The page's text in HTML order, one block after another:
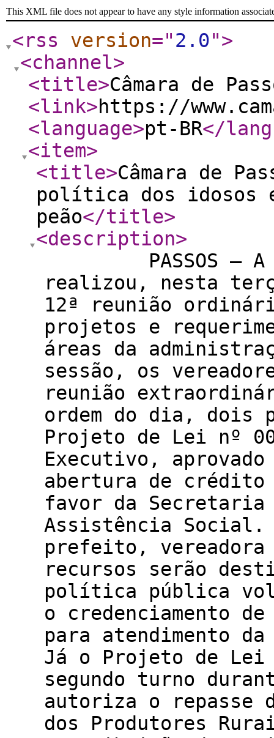
This XML file does not appear to have any style information
<rss version="2.0">
<channel>
<title>Câmara de
<link>https://
<language>pt-BR</
<item>
<title>Câmara de
política dos idosos
peão</title>
<description>
PASSOS – A
realizou, nesta
12ª reunião
projetos e
áreas da
sessão, os
reunião
ordem do dia, dois
Projeto de Lei nº
Executivo,
abertura de crédito
favor da Secretaria
Assistência Social.
prefeito,
recursos serão
política pública
o credenciamento
para
Já o Projeto de Lei
segundo turno
autoriza o repasse
dos Produtores